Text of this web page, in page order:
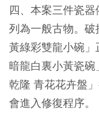
四、本案三件瓷
列為一般古物。
黃綠彩雙龍小碗
暗龍白裏小黃瓷
乾隆 青花花卉盤
會進入修復程序。